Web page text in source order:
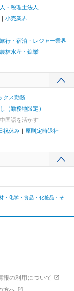
・税理士法人
小売業界
旅行・宿泊・レジャー業界
農林水産・鉱業
クス勤務
（勤務地限定）
中国語を活かす
祝休み
原則定時退社
・化学・食品・化粧品・そ
報の利用について